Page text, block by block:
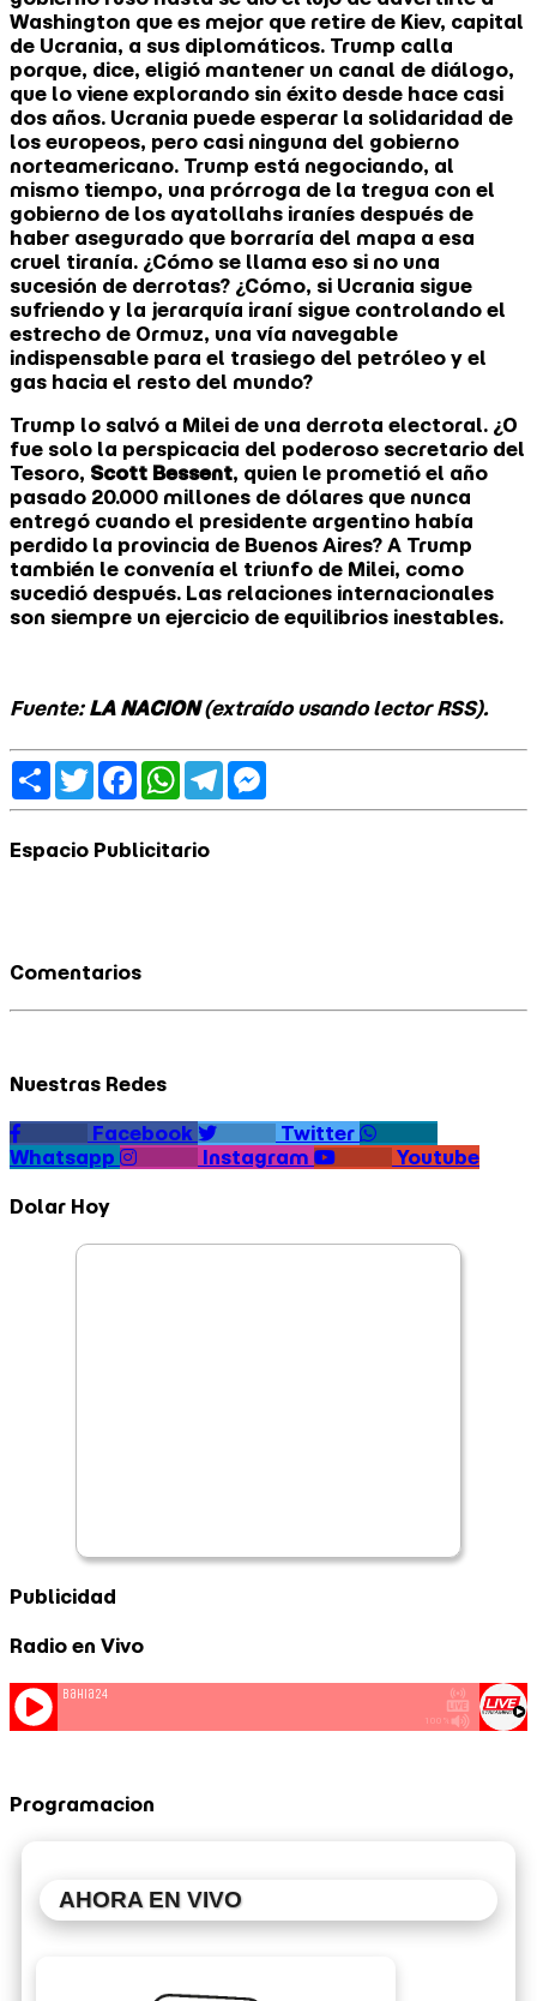
Washington que es mejor que retire de Kiev, capital
de Ucrania, a sus diplomáticos. Trump calla
porque, dice, eligió mantener un canal de diálogo,
que lo viene explorando sin éxito desde hace casi
dos años. Ucrania puede esperar la solidaridad de
los europeos, pero casi ninguna del gobierno
norteamericano. Trump está negociando, al
mismo tiempo, una prórroga de la tregua con el
gobierno de los ayatollahs iraníes después de
haber asegurado que borraría del mapa a esa
cruel tiranía. ¿Cómo se llama eso si no una
sucesión de derrotas? ¿Cómo, si Ucrania sigue
sufriendo y la jerarquía iraní sigue controlando el
estrecho de Ormuz, una vía navegable
indispensable para el trasiego del petróleo y el
gas hacia el resto del mundo?
Trump lo salvó a Milei de una derrota electoral. ¿O
fue solo la perspicacia del poderoso secretario del
Tesoro, Scott Bessent, quien le prometió el año
pasado 20.000 millones de dólares que nunca
entregó cuando el presidente argentino había
perdido la provincia de Buenos Aires? A Trump
también le convenía el triunfo de Milei, como
sucedió después. Las relaciones internacionales
son siempre un ejercicio de equilibrios inestables.
Fuente: LA NACION(extraído usando lector RSS).
ShareTwitterFacebook
WhatsApp
Telegram
Espacio Publicitario
Comentarios
Nuestras Redes
Facebook
Twitter
Whatsapp
Instagram Youtube
Dolar Hoy
Publicidad
Radio en Vivo
Programacion
AHORA EN VIVO